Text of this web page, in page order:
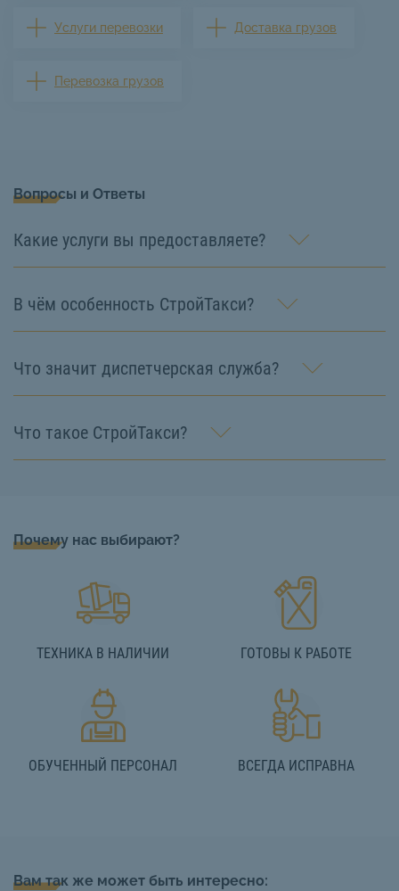
Услуги перевозки Доставка грузов
Перевозка грузов
Вопросы и Ответы
Какие услуги вы предоставляете?
В чём особенность СтройТакси?
Что значит диспетчерская служба?
Что такое СтройТакси?
Почему нас выбирают?
ТЕХНИКА В НАЛИЧИИ ГОТОВЫ К РАБОТЕ
ОБУЧЕННЫЙ ПЕРСОНАЛ ВСЕГДА ИСПРАВНА
Вам так же может быть интересно: